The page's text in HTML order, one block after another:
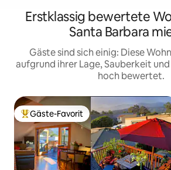
Erstklassig bewertete
Santa Barbara
Gäste sind sich einig: Diese
aufgrund ihrer Lage, Sauberkeit
hoch bewertet.
Beliebter Gäste-Favorit.
Gäste-Favorit